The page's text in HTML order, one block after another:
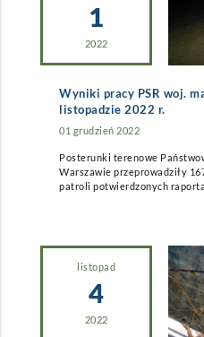
1
2022
Wyniki pracy PSR woj.
listopadzie 2022 r.
01 grudzień 2022
Posterunki terenowe
Warszawie przeprowadziły
patroli potwierdzonych
listopad
4
2022